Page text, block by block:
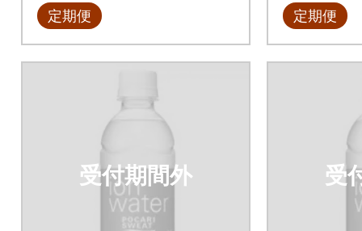
定期便 定期便
受付期間外 受